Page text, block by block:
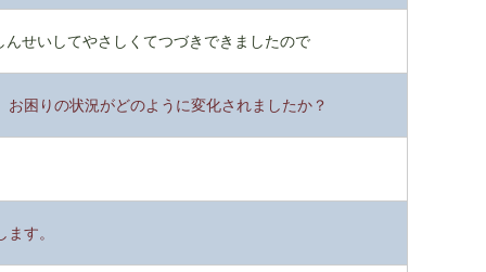
せいしてやさしくてつづきできましたので
困りの状況がどのように変化されましたか？
す。